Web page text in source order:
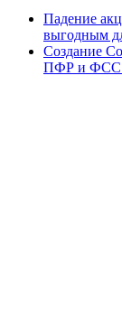
Падение
выгодным
Создание
ПФР и ФСС